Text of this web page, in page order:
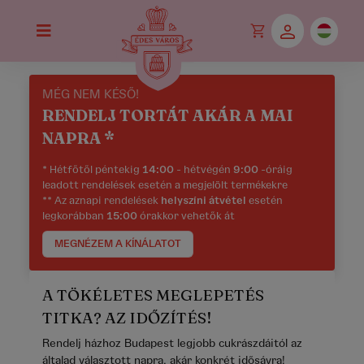
MÉG NEM KÉSŐ!
RENDELJ TORTÁT AKÁR A MAI
NAPRA *
* Hétfőtől péntekig 14:00 - hétvégén 9:00 -óráig
leadott rendelések esetén a megjelölt termékekre
** Az aznapi rendelések helyszíni átvétel esetén
legkorábban 15:00 órakkor vehetők át
MEGNÉZEM A KÍNÁLATOT
A TÖKÉLETES MEGLEPETÉS
TITKA? AZ IDŐZÍTÉS!
Rendelj házhoz Budapest legjobb cukrászdáitól az
általad választott napra, akár konkrét idősávra!